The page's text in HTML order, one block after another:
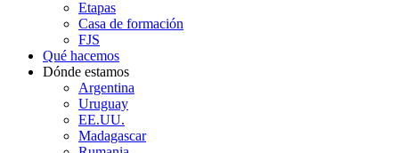
Etapas
Casa de formación
FJS
Qué hacemos
Dónde estamos
Argentina
Uruguay
EE.UU.
Madagascar